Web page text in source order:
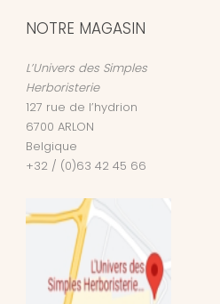
NOTRE MAGASIN
L’Univers des Simples
Herboristerie
127 rue de l’hydrion
6700 ARLON
Belgique
+32 / (0)63 42 45 66